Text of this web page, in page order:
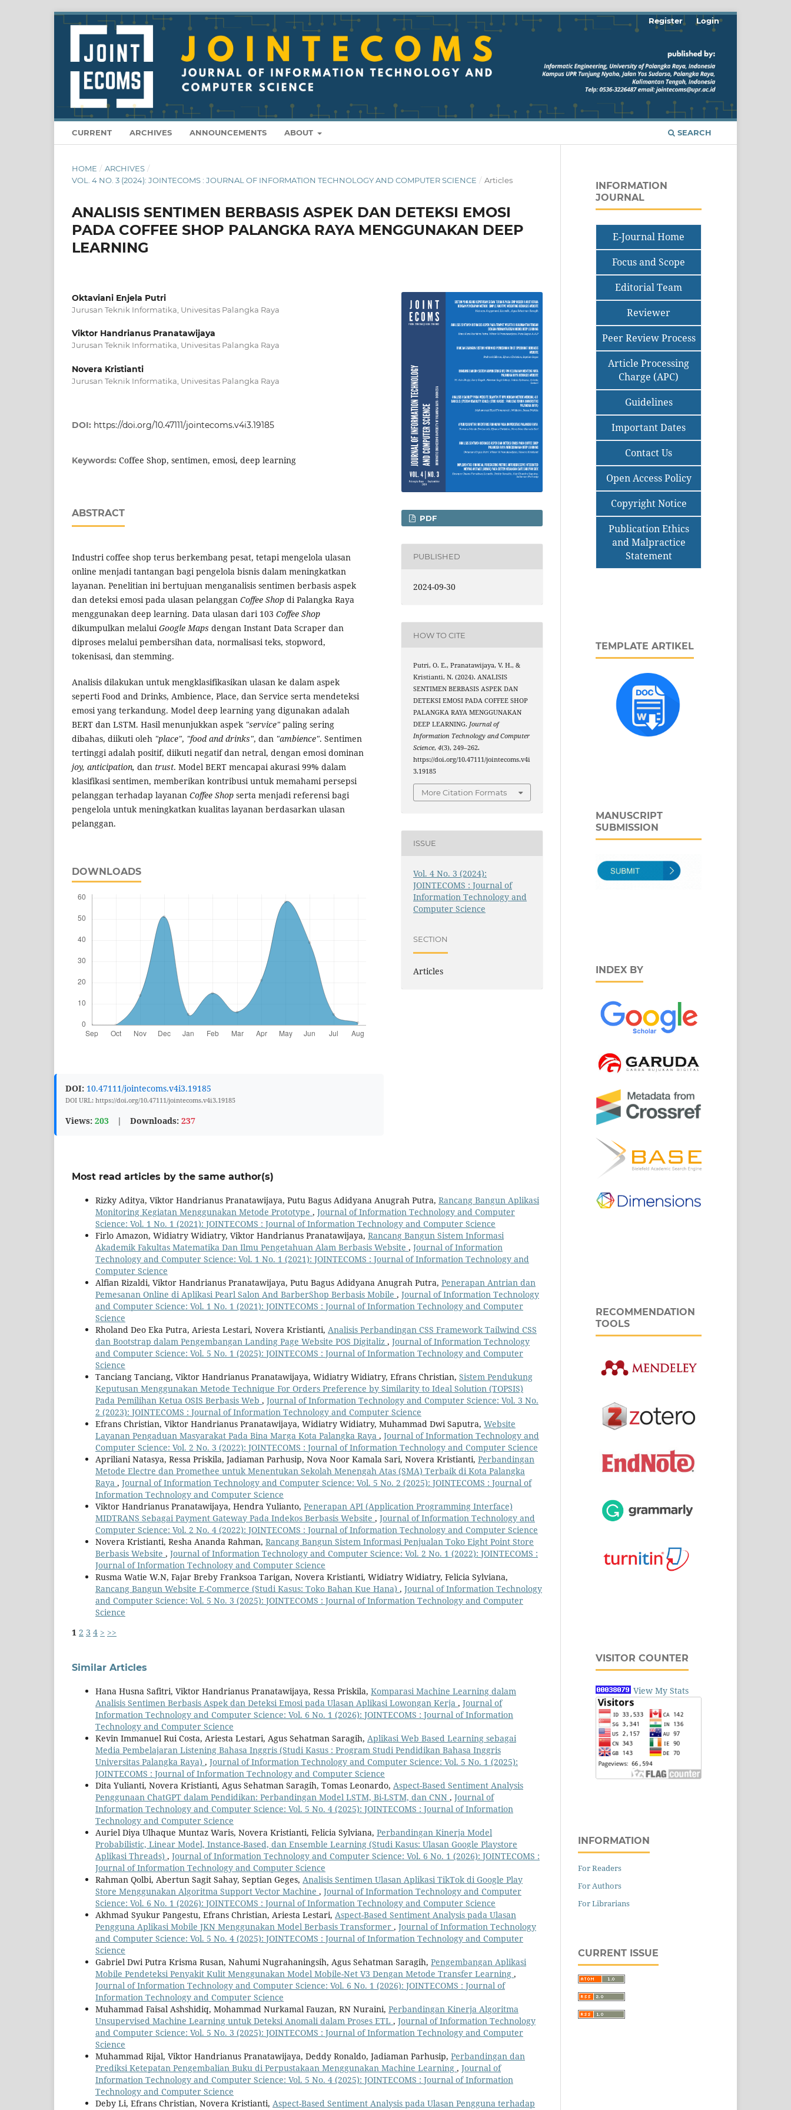
CURRENT ARCHIVES ANNOUNCEMENTS ABOUT SEARCH
Register Login
HOME / ARCHIVES /
VOL. 4 NO. 3 (2024): JOINTECOMS : JOURNAL OF INFORMATION TECHNOLOGY AND COMPUTER SCIENCE / Articles
ANALISIS SENTIMEN BERBASIS ASPEK DAN DETEKSI EMOSI
PADA COFFEE SHOP PALANGKA RAYA MENGGUNAKAN DEEP
LEARNING
Oktaviani Enjela Putri
Jurusan Teknik Informatika, Univesitas Palangka Raya
Viktor Handrianus Pranatawijaya
Jurusan Teknik Informatika, Univesitas Palangka Raya
Novera Kristianti
Jurusan Teknik Informatika, Univesitas Palangka Raya
DOI: https://doi.org/10.47111/jointecoms.v4i3.19185
Keywords: Coffee Shop, sentimen, emosi, deep learning
ABSTRACT
Industri coffee shop terus berkembang pesat, tetapi mengelola ulasan
online menjadi tantangan bagi pengelola bisnis dalam meningkatkan
layanan. Penelitian ini bertujuan menganalisis sentimen berbasis aspek
dan deteksi emosi pada ulasan pelanggan Coffee Shop di Palangka Raya
menggunakan deep learning. Data ulasan dari 103 Coffee Shop
dikumpulkan melalui Google Maps dengan Instant Data Scraper dan
diproses melalui pembersihan data, normalisasi teks, stopword,
tokenisasi, dan stemming.
Analisis dilakukan untuk mengklasifikasikan ulasan ke dalam aspek
seperti Food and Drinks, Ambience, Place, dan Service serta mendeteksi
emosi yang terkandung. Model deep learning yang digunakan adalah
BERT dan LSTM. Hasil menunjukkan aspek "service" paling sering
dibahas, diikuti oleh "place", "food and drinks", dan "ambience". Sentimen
tertinggi adalah positif, diikuti negatif dan netral, dengan emosi dominan
joy, anticipation, dan trust. Model BERT mencapai akurasi 99% dalam
klasifikasi sentimen, memberikan kontribusi untuk memahami persepsi
pelanggan terhadap layanan Coffee Shop serta menjadi referensi bagi
pengelola untuk meningkatkan kualitas layanan berdasarkan ulasan
pelanggan.
DOWNLOADS
DOI: 10.47111/jointecoms.v4i3.19185
DOI URL: https://doi.org/10.47111/jointecoms.v4i3.19185
Views: 203 | Downloads: 237
PDF
PUBLISHED
2024-09-30
HOW TO CITE
Putri, O. E., Pranatawijaya, V. H., &
Kristianti, N. (2024). ANALISIS
SENTIMEN BERBASIS ASPEK DAN
DETEKSI EMOSI PADA COFFEE SHOP
PALANGKA RAYA MENGGUNAKAN
DEEP LEARNING.Journal of
Information Technology and Computer
Science,4(3), 249–262.
https://doi.org/10.47111/jointecoms.v4i
3.19185
More Citation Formats
ISSUE
Vol. 4 No. 3 (2024):
JOINTECOMS : Journal of
Information Technology and
Computer Science
SECTION
Articles
Most read articles by the same author(s)
Rizky Aditya, Viktor Handrianus Pranatawijaya, Putu Bagus Adidyana Anugrah Putra, Rancang Bangun Aplikasi
Monitoring Kegiatan Menggunakan Metode Prototype , Journal of Information Technology and Computer
Science: Vol. 1 No. 1 (2021): JOINTECOMS : Journal of Information Technology and Computer Science
Firlo Amazon, Widiatry Widiatry, Viktor Handrianus Pranatawijaya, Rancang Bangun Sistem Informasi
Akademik Fakultas Matematika Dan Ilmu Pengetahuan Alam Berbasis Website , Journal of Information
Technology and Computer Science: Vol. 1 No. 1 (2021): JOINTECOMS : Journal of Information Technology and
Computer Science
Alfian Rizaldi, Viktor Handrianus Pranatawijaya, Putu Bagus Adidyana Anugrah Putra, Penerapan Antrian dan
Pemesanan Online di Aplikasi Pearl Salon And BarberShop Berbasis Mobile , Journal of Information Technology
and Computer Science: Vol. 1 No. 1 (2021): JOINTECOMS : Journal of Information Technology and Computer
Science
Rholand Deo Eka Putra, Ariesta Lestari, Novera Kristianti, Analisis Perbandingan CSS Framework Tailwind CSS
dan Bootstrap dalam Pengembangan Landing Page Website POS Digitaliz , Journal of Information Technology
and Computer Science: Vol. 5 No. 1 (2025): JOINTECOMS : Journal of Information Technology and Computer
Science
Tanciang Tanciang, Viktor Handrianus Pranatawijaya, Widiatry Widiatry, Efrans Christian, Sistem Pendukung
Keputusan Menggunakan Metode Technique For Orders Preference by Similarity to Ideal Solution (TOPSIS)
Pada Pemilihan Ketua OSIS Berbasis Web , Journal of Information Technology and Computer Science: Vol. 3 No.
2 (2023): JOINTECOMS : Journal of Information Technology and Computer Science
Efrans Christian, Viktor Handrianus Pranatawijaya, Widiatry Widiatry, Muhammad Dwi Saputra, Website
Layanan Pengaduan Masyarakat Pada Bina Marga Kota Palangka Raya , Journal of Information Technology and
Computer Science: Vol. 2 No. 3 (2022): JOINTECOMS : Journal of Information Technology and Computer Science
Apriliani Natasya, Ressa Priskila, Jadiaman Parhusip, Nova Noor Kamala Sari, Novera Kristianti, Perbandingan
Metode Electre dan Promethee untuk Menentukan Sekolah Menengah Atas (SMA) Terbaik di Kota Palangka
Raya , Journal of Information Technology and Computer Science: Vol. 5 No. 2 (2025): JOINTECOMS : Journal of
Information Technology and Computer Science
Viktor Handrianus Pranatawijaya, Hendra Yulianto, Penerapan API (Application Programming Interface)
MIDTRANS Sebagai Payment Gateway Pada Indekos Berbasis Website , Journal of Information Technology and
Computer Science: Vol. 2 No. 4 (2022): JOINTECOMS : Journal of Information Technology and Computer Science
Novera Kristianti, Resha Ananda Rahman, Rancang Bangun Sistem Informasi Penjualan Toko Eight Point Store
Berbasis Website , Journal of Information Technology and Computer Science: Vol. 2 No. 1 (2022): JOINTECOMS :
Journal of Information Technology and Computer Science
Rusma Watie W.N, Fajar Breby Franksoa Tarigan, Novera Kristianti, Widiatry Widiatry, Felicia Sylviana,
Rancang Bangun Website E-Commerce (Studi Kasus: Toko Bahan Kue Hana) , Journal of Information Technology
and Computer Science: Vol. 5 No. 3 (2025): JOINTECOMS : Journal of Information Technology and Computer
Science
1 2 3 4 > >>
Similar Articles
Hana Husna Safitri, Viktor Handrianus Pranatawijaya, Ressa Priskila, Komparasi Machine Learning dalam
Analisis Sentimen Berbasis Aspek dan Deteksi Emosi pada Ulasan Aplikasi Lowongan Kerja , Journal of
Information Technology and Computer Science: Vol. 6 No. 1 (2026): JOINTECOMS : Journal of Information
Technology and Computer Science
Kevin Immanuel Rui Costa, Ariesta Lestari, Agus Sehatman Saragih, Aplikasi Web Based Learning sebagai
Media Pembelajaran Listening Bahasa Inggris (Studi Kasus : Program Studi Pendidikan Bahasa Inggris
Universitas Palangka Raya) , Journal of Information Technology and Computer Science: Vol. 5 No. 1 (2025):
JOINTECOMS : Journal of Information Technology and Computer Science
Dita Yulianti, Novera Kristianti, Agus Sehatman Saragih, Tomas Leonardo, Aspect-Based Sentiment Analysis
Penggunaan ChatGPT dalam Pendidikan: Perbandingan Model LSTM, Bi-LSTM, dan CNN , Journal of
Information Technology and Computer Science: Vol. 5 No. 4 (2025): JOINTECOMS : Journal of Information
Technology and Computer Science
Auriel Diya Ulhaque Muntaz Waris, Novera Kristianti, Felicia Sylviana, Perbandingan Kinerja Model
Probabilistic, Linear Model, Instance-Based, dan Ensemble Learning (Studi Kasus: Ulasan Google Playstore
Aplikasi Threads) , Journal of Information Technology and Computer Science: Vol. 6 No. 1 (2026): JOINTECOMS :
Journal of Information Technology and Computer Science
Rahman Qolbi, Abertun Sagit Sahay, Septian Geges, Analisis Sentimen Ulasan Aplikasi TikTok di Google Play
Store Menggunakan Algoritma Support Vector Machine , Journal of Information Technology and Computer
Science: Vol. 6 No. 1 (2026): JOINTECOMS : Journal of Information Technology and Computer Science
Akhmad Syukur Pangestu, Efrans Christian, Ariesta Lestari, Aspect-Based Sentiment Analysis pada Ulasan
Pengguna Aplikasi Mobile JKN Menggunakan Model Berbasis Transformer , Journal of Information Technology
and Computer Science: Vol. 5 No. 4 (2025): JOINTECOMS : Journal of Information Technology and Computer
Science
Gabriel Dwi Putra Krisma Rusan, Nahumi Nugrahaningsih, Agus Sehatman Saragih, Pengembangan Aplikasi
Mobile Pendeteksi Penyakit Kulit Menggunakan Model Mobile-Net V3 Dengan Metode Transfer Learning ,
Journal of Information Technology and Computer Science: Vol. 6 No. 1 (2026): JOINTECOMS : Journal of
Information Technology and Computer Science
Muhammad Faisal Ashshidiq, Mohammad Nurkamal Fauzan, RN Nuraini, Perbandingan Kinerja Algoritma
Unsupervised Machine Learning untuk Deteksi Anomali dalam Proses ETL , Journal of Information Technology
and Computer Science: Vol. 5 No. 3 (2025): JOINTECOMS : Journal of Information Technology and Computer
Science
Muhammad Rijal, Viktor Handrianus Pranatawijaya, Deddy Ronaldo, Jadiaman Parhusip, Perbandingan dan
Prediksi Ketepatan Pengembalian Buku di Perpustakaan Menggunakan Machine Learning , Journal of
Information Technology and Computer Science: Vol. 5 No. 4 (2025): JOINTECOMS : Journal of Information
Technology and Computer Science
Deby Li, Efrans Christian, Novera Kristianti, Aspect-Based Sentiment Analysis pada Ulasan Pengguna terhadap
INFORMATION
JOURNAL
E-Journal Home
Focus and Scope
Editorial Team
Reviewer
Peer Review Process
Article Processing
Charge (APC)
Guidelines
Important Dates
Contact Us
Open Access Policy
Copyright Notice
Publication Ethics
and Malpractice
Statement
TEMPLATE ARTIKEL
MANUSCRIPT
SUBMISSION
INDEX BY
RECOMMENDATION
TOOLS
VISITOR COUNTER
View My Stats
INFORMATION
For Readers
For Authors
For Librarians
CURRENT ISSUE